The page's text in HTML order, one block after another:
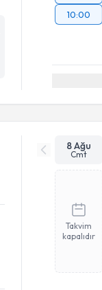
10:00
8 Ağu
Cmt
Takvim
kapalıdır